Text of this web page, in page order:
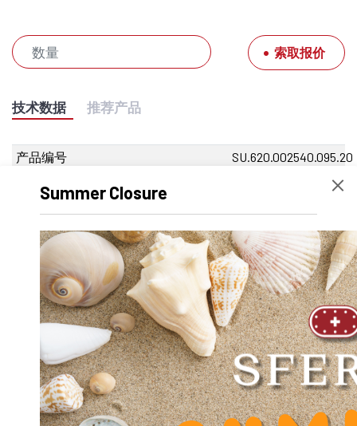
索取报价
技术数据 推荐产品
产品编号
SU.620.002540.095.20
Volume
168245
产品名称
SA-OUV 2540 A x 95
mm
净重
999.4 g
0
内径 d
0
长度
95 mm
动态系数 Y
0.000000
Summer Closure